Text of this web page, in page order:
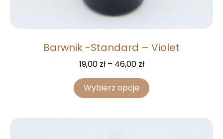
Barwnik -Standard – Violet
19,00 zł – 46,00 zł
Wybierz opcje